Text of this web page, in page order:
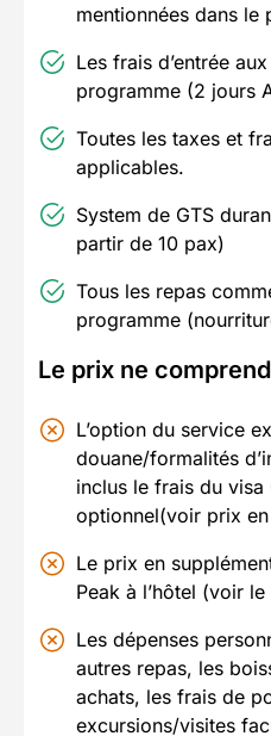
mentionnées dans le
Les frais d’entrée
programme (2 jours
Toutes les taxes et
applicables.
System de GTS
partir de 10 pax)
Tous les repas
programme
Le prix ne
L’option du service
douane/formalités
inclus le frais du
optionnel(voir prix
Le prix en
Peak à l’hôtel (voir
Les dépenses
autres repas, les
achats, les frais de
excursions/visites